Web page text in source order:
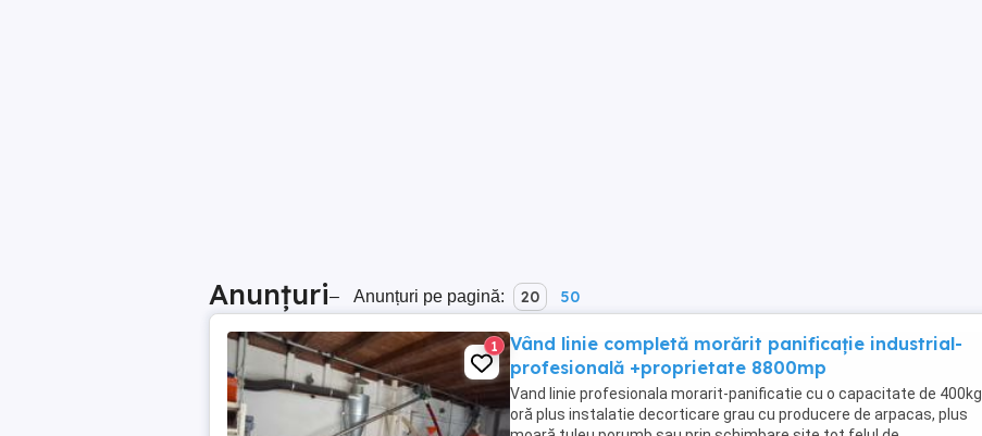
Anunțuri– Anunțuri pe pagină: 20 50
1
Vând linie completă morărit panificație industrial-
profesională +proprietate 8800mp
Vand linie profesionala morarit-panificatie cu o capacitate de
oră plus instalatie decorticare grau cu producere de arpacas, plus